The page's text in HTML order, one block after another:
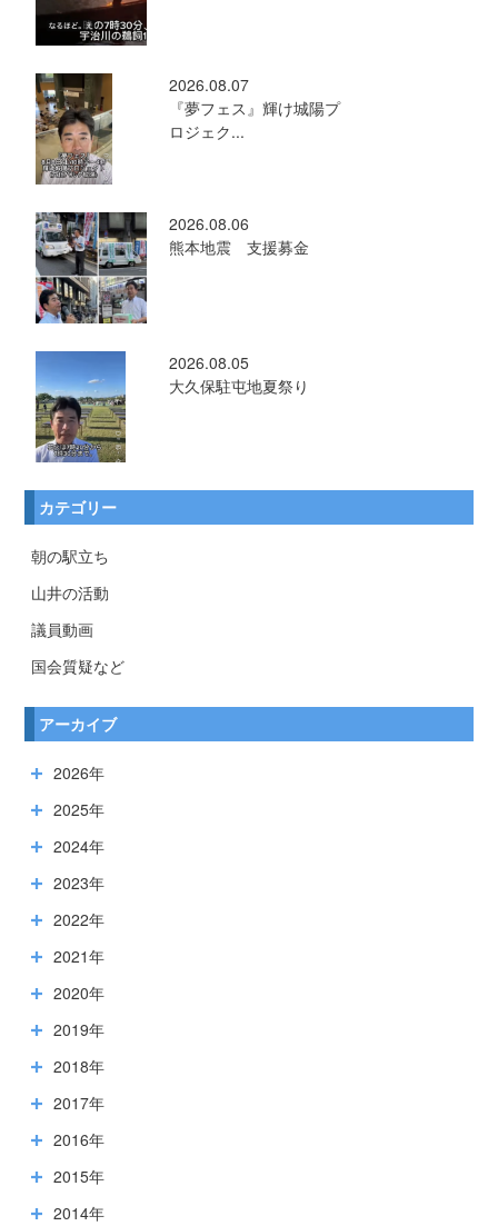
2026.08.07
『夢フェス』輝け城陽プ
ロジェク...
2026.08.06
熊本地震 支援募金
2026.08.05
大久保駐屯地夏祭り
カテゴリー
朝の駅立ち
山井の活動
議員動画
国会質疑など
アーカイブ
2026年
2025年
2024年
2023年
2022年
2021年
2020年
2019年
2018年
2017年
2016年
2015年
2014年